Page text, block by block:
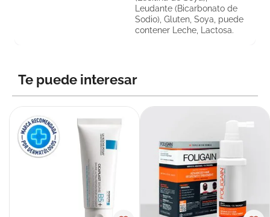
Leudante (Bicarbonato de
Sodio), Gluten, Soya, puede
contener Leche, Lactosa.
Te puede interesar